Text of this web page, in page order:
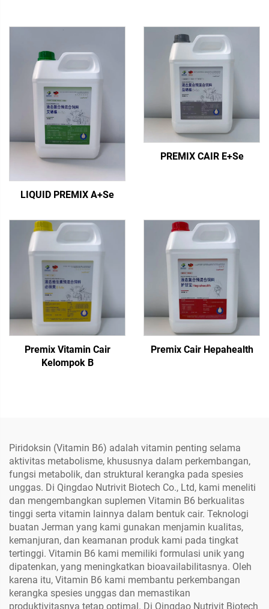
LIQUID PREMIX A+Se
PREMIX CAIR E+Se
Premix Vitamin Cair
Kelompok B
Premix Cair Hepahealth
Piridoksin (Vitamin B6) adalah vitamin penting selama
aktivitas metabolisme, khususnya dalam perkembangan,
fungsi metabolik, dan struktural kerangka pada spesies
unggas. Di Qingdao Nutrivit Biotech Co., Ltd, kami meneliti
dan mengembangkan suplemen Vitamin B6 berkualitas
tinggi serta vitamin lainnya dalam bentuk cair. Teknologi
buatan Jerman yang kami gunakan menjamin kualitas,
kemanjuran, dan keamanan produk kami pada tingkat
tertinggi. Vitamin B6 kami memiliki formulasi unik yang
dipatenkan, yang meningkatkan bioavailabilitasnya. Oleh
karena itu, Vitamin B6 kami membantu perkembangan
kerangka spesies unggas dan memastikan
produktivitasnya tetap optimal. Di Qingdao Nutrivit Biotech